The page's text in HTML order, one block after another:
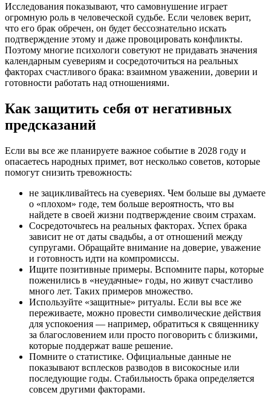
Исследования показывают, что самовнушение играет
огромную роль в человеческой судьбе. Если человек верит,
что его брак обречен, он будет бессознательно искать
подтверждение этому и даже провоцировать конфликты.
Поэтому многие психологи советуют не придавать значения
календарным суевериям и сосредоточиться на реальных
факторах счастливого брака: взаимном уважении, доверии и
готовности работать над отношениями.
Как защитить себя от негативных
предсказаний
Если вы все же планируете важное событие в 2028 году и
опасаетесь народных примет, вот несколько советов, которые
помогут снизить тревожность:
не зацикливайтесь на суевериях. Чем больше вы думаете
о «плохом» годе, тем больше вероятность, что вы
найдете в своей жизни подтверждение своим страхам.
Сосредоточьтесь на реальных факторах. Успех брака
зависит не от даты свадьбы, а от отношений между
супругами. Обращайте внимание на доверие, уважение
и готовность идти на компромиссы.
Ищите позитивные примеры. Вспомните пары, которые
поженились в «неудачные» годы, но живут счастливо
много лет. Таких примеров множество.
Используйте «защитные» ритуалы. Если вы все же
переживаете, можно провести символические действия
для успокоения — например, обратиться к священнику
за благословением или просто поговорить с близкими,
которые поддержат ваше решение.
Помните о статистике. Официальные данные не
показывают всплесков разводов в високосные или
последующие годы. Стабильность брака определяется
совсем другими факторами.